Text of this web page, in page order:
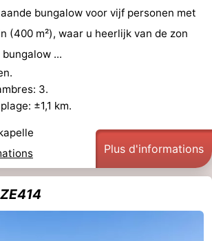
bungalow voor vijf personen met
(400 m²), waar u heerlijk van de zon
...
3.
±1,1 km.
Plus d'informations